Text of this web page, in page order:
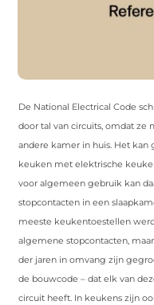
De National Electrical Code
door tal van circuits, omdat
andere kamer in huis. Het
keuken met elektrische
voor algemeen gebruik kan
stopcontacten in een
meeste keukentoestellen
algemene stopcontacten,
der jaren in omvang zijn
de bouwcode – dat elk van
circuit heeft. In keukens zijn